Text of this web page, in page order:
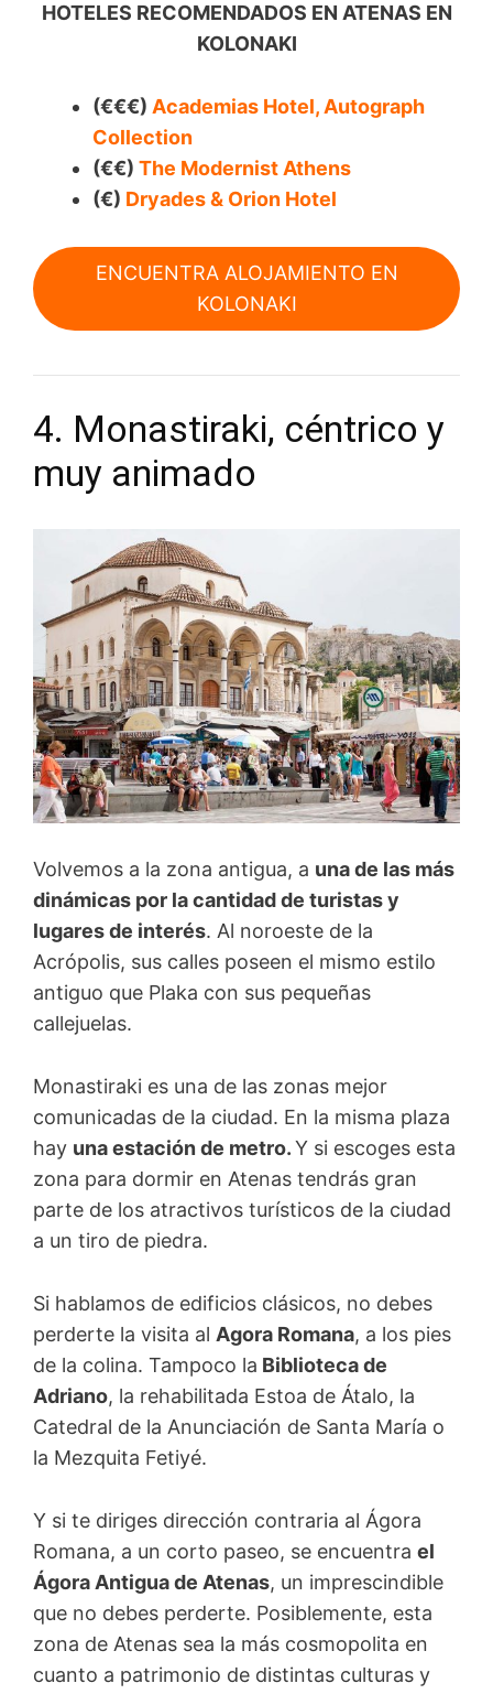
HOTELES RECOMENDADOS EN ATENAS EN
KOLONAKI
(€€€) Academias Hotel, Autograph
Collection
(€€) The Modernist Athens
(€) Dryades & Orion Hotel
ENCUENTRA ALOJAMIENTO EN
KOLONAKI
4. Monastiraki, céntrico y
muy animado
Volvemos a la zona antigua, a una de las más
dinámicas por la cantidad de turistas y
lugares de interés. Al noroeste de la
Acrópolis, sus calles poseen el mismo estilo
antiguo que Plaka con sus pequeñas
callejuelas.
Monastiraki es una de las zonas mejor
comunicadas de la ciudad. En la misma plaza
hay una estación de metro.Y si escoges esta
zona para dormir en Atenas tendrás gran
parte de los atractivos turísticos de la ciudad
a un tiro de piedra.
Si hablamos de edificios clásicos, no debes
perderte la visita al Agora Romana, a los pies
de la colina. Tampoco la Biblioteca de
Adriano, la rehabilitada Estoa de Átalo, la
Catedral de la Anunciación de Santa María o
la Mezquita Fetiyé.
Y si te diriges dirección contraria al Ágora
Romana, a un corto paseo, se encuentra el
Ágora Antigua de Atenas, un imprescindible
que no debes perderte. Posiblemente, esta
zona de Atenas sea la más cosmopolita en
cuanto a patrimonio de distintas culturas y